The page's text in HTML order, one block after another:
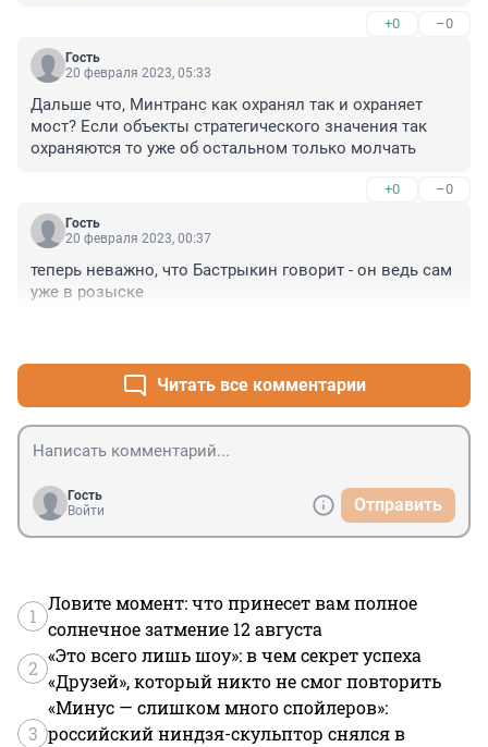
+0 –0
Гость
20 февраля 2023, 05:33
Дальше что, Минтранс как охранял так и охраняет
мост? Если объекты стратегического значения так
охраняются то уже об остальном только молчать
+0 –0
Гость
20 февраля 2023, 00:37
теперь неважно, что Бастрыкин говорит - он ведь сам
уже в розыске
Читать все комментарии
Гость
Войти
Отправить
1
Ловите момент: что принесет вам полное
солнечное затмение 12 августа
2
«Это всего лишь шоу»: в чем секрет успеха
«Друзей», который никто не смог повторить
3
«Минус — слишком много спойлеров»:
российский ниндзя-скульптор снялся в